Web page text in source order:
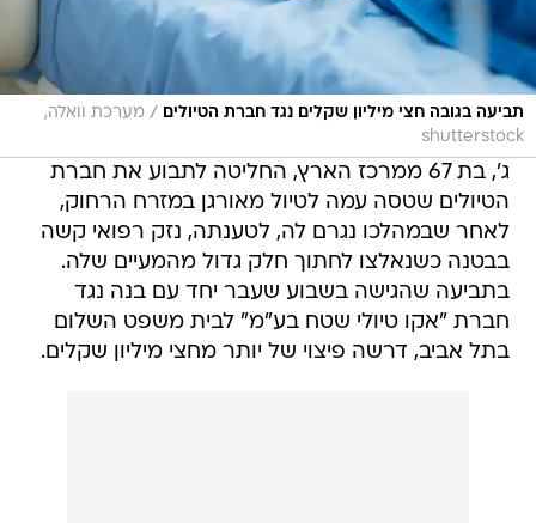
תביעה בגובה חצי מיליון שקלים נגד חברת הטיולים / מערכת וואלה,
shutterstock
ג', בת 67 ממרכז הארץ, החליטה לתבוע את חברת
הטיולים שטסה עמה לטיול מאורגן במזרח הרחוק,
לאחר שבמהלכו נגרם לה, לטענתה, נזק רפואי קשה
בבטנה כשנאלצו לחתוך חלק גדול מהמעיים שלה.
בתביעה שהגישה בשבוע שעבר יחד עם בנה נגד
חברת "אקו טיולי שטח בע"מ" לבית משפט השלום
בתל אביב, דרשה פיצוי של יותר מחצי מיליון שקלים.